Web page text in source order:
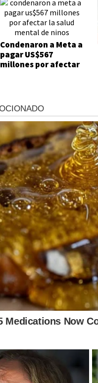
Condenaron a Meta a
pagar US$567
millones por afectar